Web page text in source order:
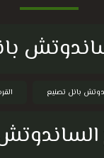
بانل تصنيع